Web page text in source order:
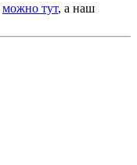
можно тут, а наш